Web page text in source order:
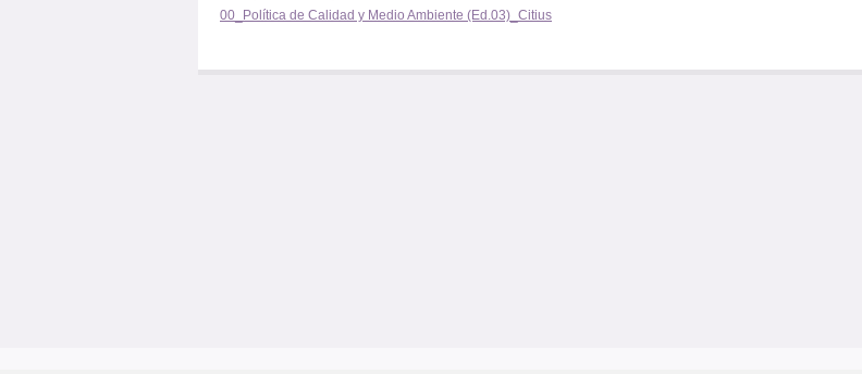
00_Política de Calidad y Medio Ambiente (Ed.03)_Citius